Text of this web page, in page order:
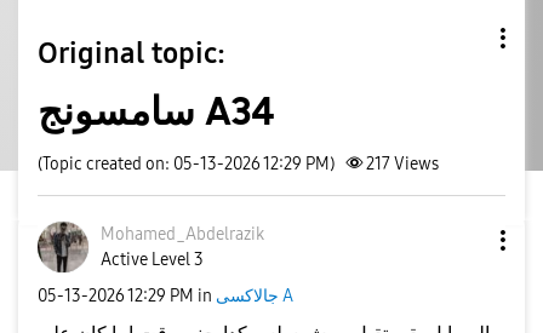
Original topic:
سامسونج A34
(Topic created on: 05-13-2026 12:29 PM) 217Views
Mohamed_Abdelrazik
Active Level 3
‎05-13-202612:29 PM in جالاكسى A